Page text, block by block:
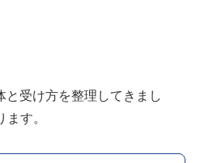
と受け方を整理してきまし
す。